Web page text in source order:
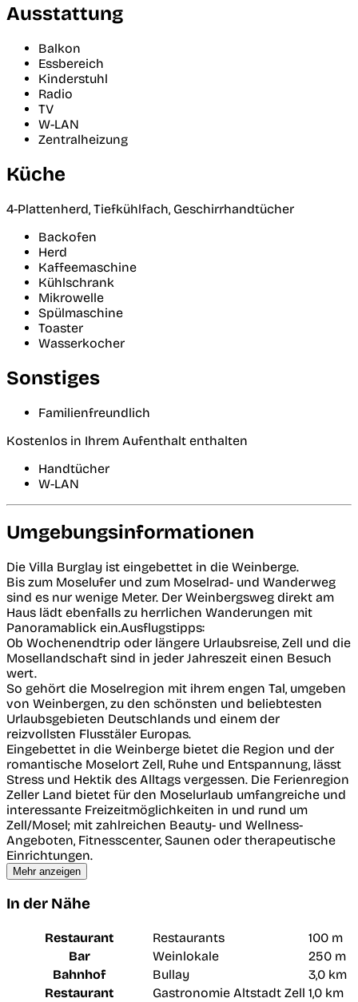
Ausstattung
Balkon
Essbereich
Kinderstuhl
Radio
TV
W-LAN
Zentralheizung
Küche
4-Plattenherd, Tiefkühlfach, Geschirrhandtücher
Backofen
Herd
Kaffeemaschine
Kühlschrank
Mikrowelle
Spülmaschine
Toaster
Wasserkocher
Sonstiges
Familienfreundlich
Kostenlos in Ihrem Aufenthalt enthalten
Handtücher
W-LAN
Umgebungsinformationen
Die Villa Burglay ist eingebettet in die Weinberge.
Bis zum Moselufer und zum Moselrad- und Wanderweg
sind es nur wenige Meter. Der Weinbergsweg direkt am
Haus lädt ebenfalls zu herrlichen Wanderungen mit
Panoramablick ein.Ausflugstipps:
Ob Wochenendtrip oder längere Urlaubsreise, Zell und die
Mosellandschaft sind in jeder Jahreszeit einen Besuch
wert.
So gehört die Moselregion mit ihrem engen Tal, umgeben
von Weinbergen, zu den schönsten und beliebtesten
Urlaubsgebieten Deutschlands und einem der
reizvollsten Flusstäler Europas.
Eingebettet in die Weinberge bietet die Region und der
romantische Moselort Zell, Ruhe und Entspannung, lässt
Stress und Hektik des Alltags vergessen. Die Ferienregion
Zeller Land bietet für den Moselurlaub umfangreiche und
interessante Freizeitmöglichkeiten in und rund um
Zell/Mosel; mit zahlreichen Beauty- und Wellness-
Angeboten, Fitnesscenter, Saunen oder therapeutische
Einrichtungen.
Mehr anzeigen
In der Nähe
Restaurant Restaurants
100 m
Bar
Weinlokale
250 m
Bahnhof
Bullay
3,0 km
Restaurant
Gastronomie Altstadt Zell 1,0 km